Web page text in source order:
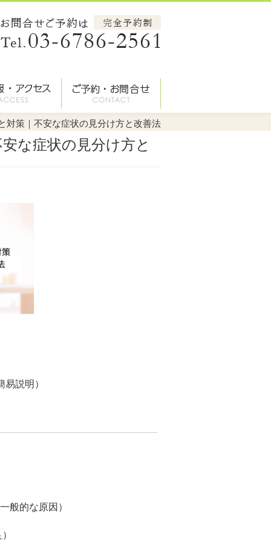
対策｜不安な症状の見分け方と改善法
な症状の見分け方と
説明）
般的な原因）